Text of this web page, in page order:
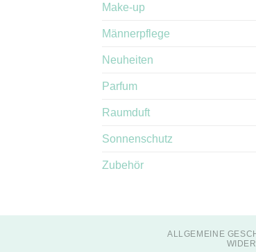
Make-up
Männerpflege
Neuheiten
Parfum
Raumduft
Sonnenschutz
Zubehör
ALLGEMEINE